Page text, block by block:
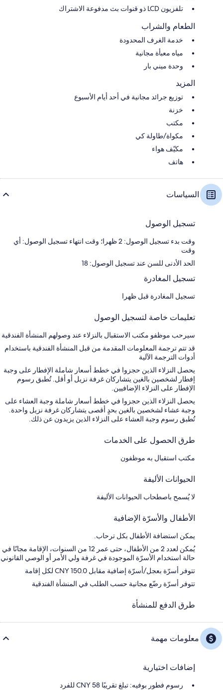
تلفزيون LCD ذو قنوات بث مدفوعة الاشتراك
الطعام والشراب
خدمة الغرف المحدودة
مياه معبأة مجانية
وحدة ميني بار
المزيد
توزيع جرائد مجانية في أحد أيام الأسبوع
خزنة
مكتب
مكواة/طاولة كي
مكيّف هواء
هاتف
السياسات
تسجيل الوصول
وقت بدء تسجيل الوصول: 2 ظهرا؛ وقت انتهاء تسجيل الوصول: أي
وقت
الحد الأدنى للسن عند تسجيل الوصول: 18
تسجيل المغادرة
تسجيل المغادرة قبل ظهرا
تعليمات خاصة لتسجيل الوصول
سيرحب موظفو مكتب الاستقبال بالنزلاء عند وصولهم المنشأة الفندقية
قد تتم ترجمة المعلومات المقدمة من قبل المنشأة الفندقية باستخدام
أدوات الترجمة الآلية
يحصل النزلاء الذين حجزوا في خطط أسعار شاملة الإفطار على وجبة
إفطار لشخصين بالغين يتشاركان غرفة نزيل أو أقل. تُطبق رسوم
الإفطار على النزلاء الإضافيين.
يحصل النزلاء الذين حجزوا في خطط أسعار شاملة وجبة العشاء على
وجبة عشاء لشخصين بالغين بحدٍ أقصى يتشاركان غرفة نزيل واحدة.
تُطبق رسوم وجبة العشاء على النزلاء الذين يزيدون عن ذلك.
طرق الحصول على الخدمات
مكتب استقبال به موظفون
الحيوانات الأليفة
لا يُسمح باصطحاب الحيوانات الأليفة
الأطفال والأسرّة الإضافية
يمكن استضافة الأطفال بكل ترحاب.
يُمكن لعدد 2 من الأطفال، حتى عمر 12 من السنوات، الإقامة مجانًا في
حالة استخدام الأسرّة الموجودة في غرفة ولي الأمر أو الوصي القانوني
تتوفر أسرّة بعجل/أسرّة إضافية مقابل CNY 150.0 لكل إقامة
تتوفر أسرّة رضّع مجانية حسب الطلب في المنشأة الفندقية
طرق الدفع للمنشأة
معلومات مهمة
إضافات اختيارية
رسوم فطور بوفيه: تبلغ تقريبًا 58 CNY للفرد